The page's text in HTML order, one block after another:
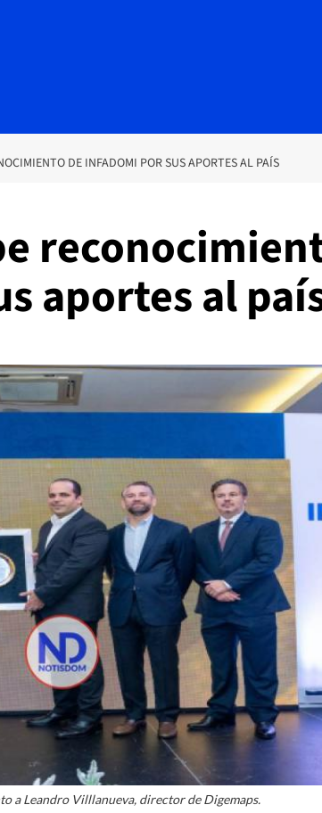
DE INFADOMI POR SUS APORTES AL PAÍS
aportes al
a Leandro Villlanueva, director de Digemaps.